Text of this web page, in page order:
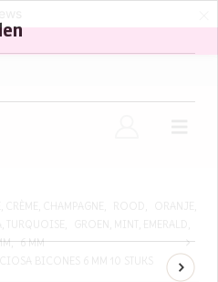
CRÈME, CHAMPAGNE
TURQUOISE GROEN, MINT, EMERALD
, 6 MM
BICONES 6 MM 10 STUKS